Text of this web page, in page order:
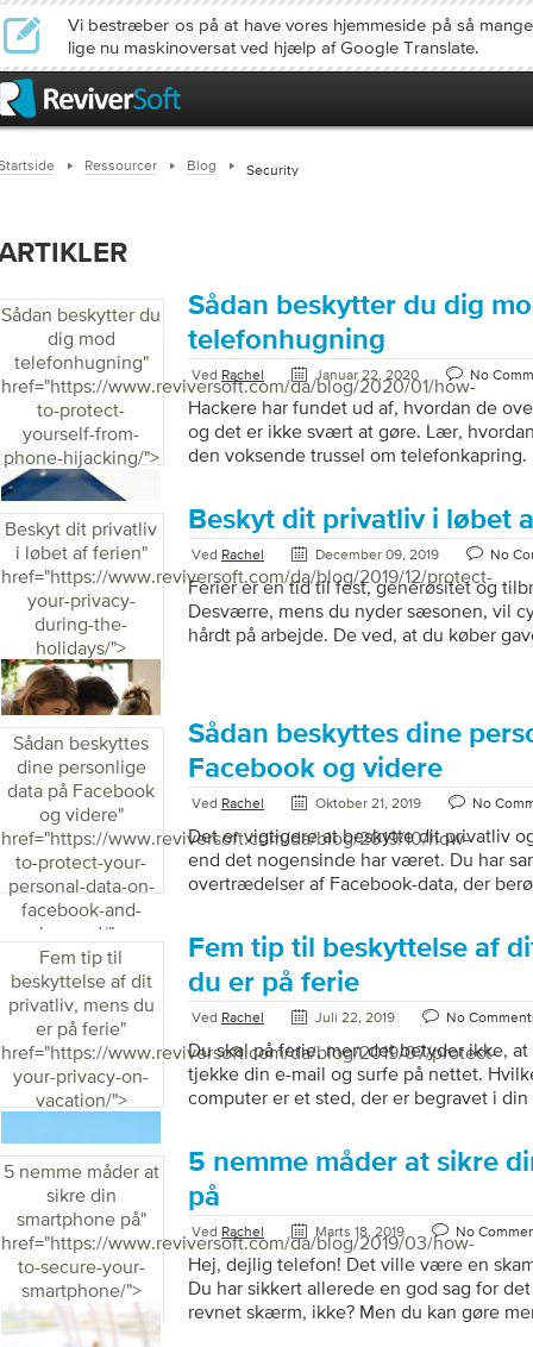
Vi bestræber os på at have vores hjemmeside på så
lige nu maskinoversat ved hjælp af Google Translate.
Ressourcer Blog Security
Sådan beskytter du
dig mod
telefonhugning"
href="https://www.reviversoft.com/da/blog/2020/01/how-
to-protect-
yourself-from-
phone-hijacking/">
Sådan beskytter du dig
telefonhugning
Ved Rachel Januar 22, 2020 No
Hackere har fundet ud af, hvordan de
og det er ikke svært at gøre. Lær,
den voksende trussel om
“besiddelse” af din telefon, eller mere
telefon. Dette inkluderer e-mails,
af adgangskode, fotos, betalingsapps,
videre. Overvej et øjeblik alt, hvad du
hvad du gør med din telefon. Og overvej
pludselig har kontrol over […]
Beskyt dit privatliv
i løbet af ferien"
href="https://www.reviversoft.com/da/blog/2019/12/protect-
your-privacy-
during-the-
holidays/">
Beskyt dit privatliv i løbet
Ved Rachel December 09, 2019 No
Ferier er en tid til fest, generøsitet og
Desværre, mens du nyder sæsonen, vil
hårdt på arbejde. De ved, at du køber
ferien? Beskyt dit privatliv, mens du er
Bliv ikke svindlet. Cyberkriminelle kan
Sådan beskyttes
dine personlige
data på Facebook
og videre"
href="https://www.reviversoft.com/da/blog/2019/10/how-
to-protect-your-
personal-data-on-
facebook-and-
beyond/">
Sådan beskyttes dine
Facebook og videre
Ved Rachel Oktober 21, 2019 No
Det er vigtigere at beskytte dit privatliv
end det nogensinde har været. Du har
overtrædelser af Facebook-data, der
cyberangreb, der berører færre
ødelæggende for de involverede
omfatte alt fra malware og
truslerne er ikke begrænset til
du ikke behøver at blive et offer. Brug
beskytte […]
Fem tip til
beskyttelse af dit
privatliv, mens du
er på ferie"
href="https://www.reviversoft.com/da/blog/2019/07/protect-
your-privacy-on-
vacation/">
Fem tip til beskyttelse af
du er på ferie
Ved Rachel Juli 22, 2019 No
Du skal på ferie, men det betyder ikke,
tjekke din e-mail og surfe på nettet.
computer er et sted, der er begravet i
tænkt på at beskytte dit privatliv, mens
solen? Måske ikke. Dit privatliv er altid
mere når du rejser. Der er to ting, du vil
privatliv, mens du […]
5 nemme måder at
sikre din
smartphone på"
href="https://www.reviversoft.com/da/blog/2019/03/how-
to-secure-your-
smartphone/">
5 nemme måder at sikre
på
Ved Rachel Marts 18, 2019 No
Hej, dejlig telefon! Det ville være en
Du har sikkert allerede en god sag for
revnet skærm, ikke? Men du kan gøre